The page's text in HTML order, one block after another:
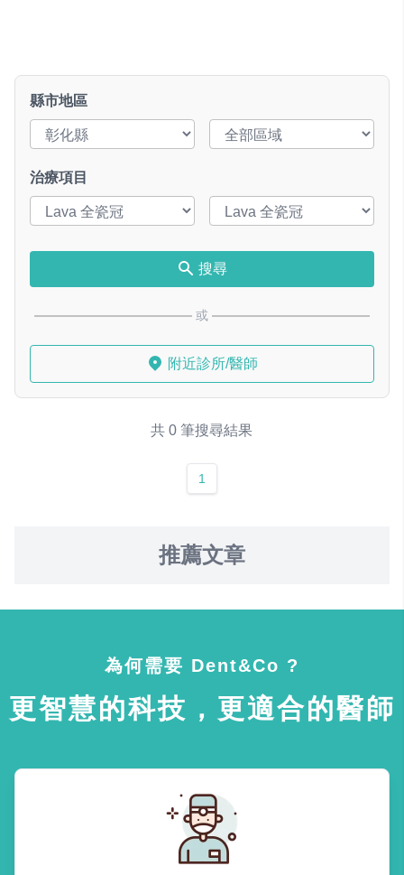
縣市地區
治療項目
搜尋
或
附近診所/醫師
共 0 筆搜尋結果
1
推薦文章
為何需要 Dent&Co ?
更智慧的科技，更適合的醫師